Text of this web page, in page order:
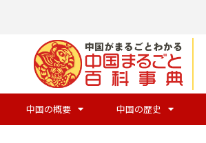
ン
中国の概要 中国の歴史